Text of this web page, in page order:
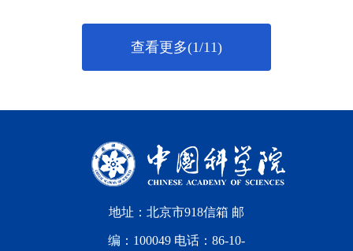
查看更多(1/11)
地址：北京市918信箱 邮
编：100049 电话：86-10-